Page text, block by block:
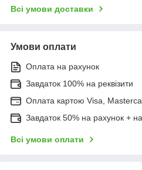
Всі умови доставки
Умови оплати
Оплата на рахунок
Завдаток 100% на реквізити
Оплата картою Visa,
Завдаток 50% на рахунок +
Всі умови оплати